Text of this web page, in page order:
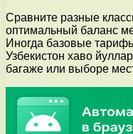
Сравните разные
оптимальный баланс
Иногда базовые
Узбекистон хаво
багаже или выборе